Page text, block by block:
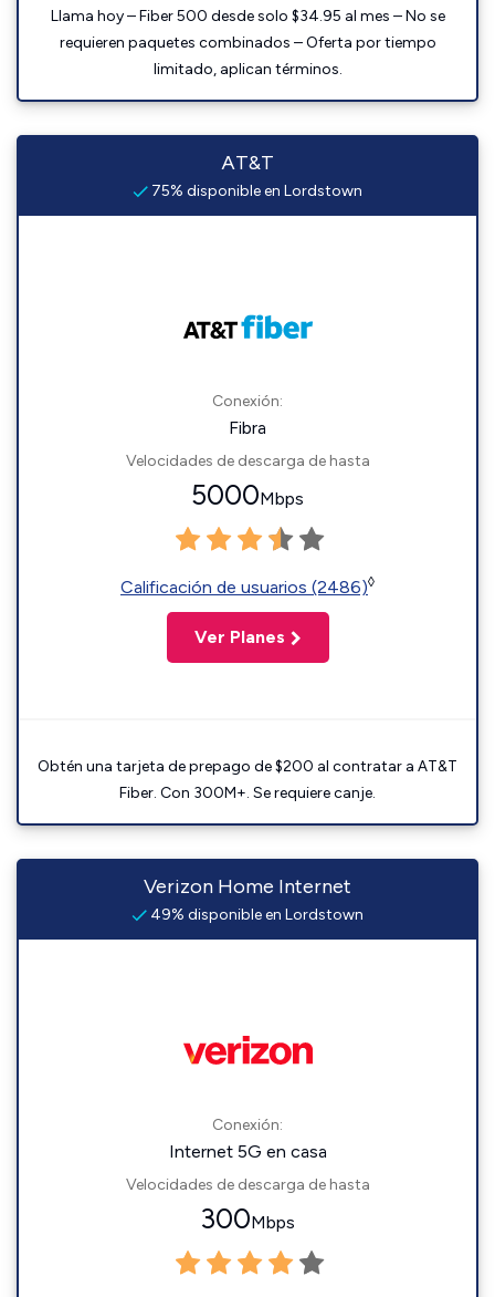
Llama hoy – Fiber 500 desde solo $34.95 al mes – No se
requieren paquetes combinados – Oferta por tiempo
limitado, aplican términos.
AT&T
75% disponible en Lordstown
Conexión:
Fibra
Velocidades de descarga de hasta
5000Mbps
Calificación de usuarios (2486)◊
Ver Planes
Obtén una tarjeta de prepago de $200 al contratar a AT&T
Fiber. Con 300M+. Se requiere canje.
Verizon Home Internet
49% disponible en Lordstown
Conexión:
Internet 5G en casa
Velocidades de descarga de hasta
300Mbps